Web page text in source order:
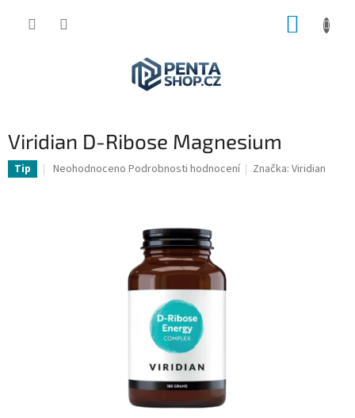
Viridian D-Ribose Magnesium
Tip
Průměrné
Neohodnoceno Podrobnosti hodnocení Značka:Viridian